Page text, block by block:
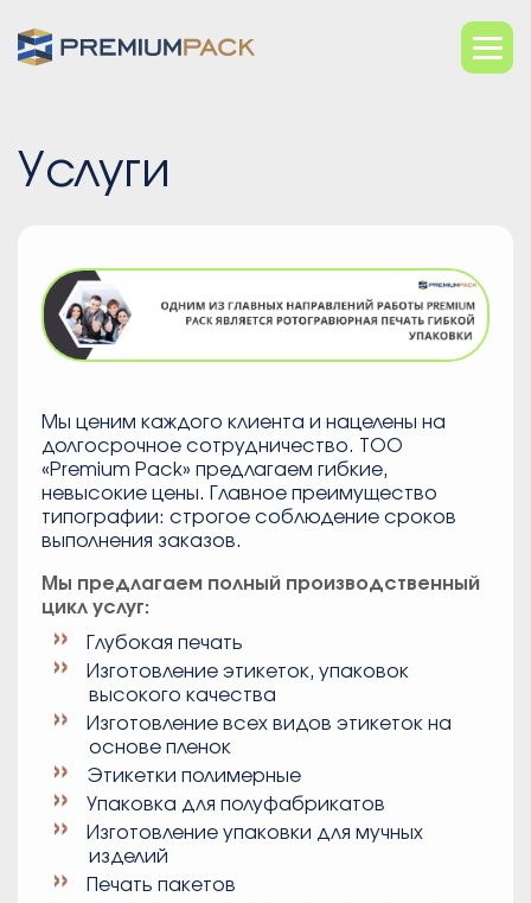
Услуги
Мы ценим каждого клиента и нацелены на
долгосрочное сотрудничество. ТОО
«Premium Pack» предлагаем гибкие,
невысокие цены. Главное преимущество
типографии: строгое соблюдение сроков
выполнения заказов.
Мы предлагаем полный производственный
цикл услуг:
Глубокая печать
Изготовление этикеток, упаковок
высокого качества
Изготовление всех видов этикеток на
основе пленок
Этикетки полимерные
Упаковка для полуфабрикатов
Изготовление упаковки для мучных
изделий
Печать пакетов